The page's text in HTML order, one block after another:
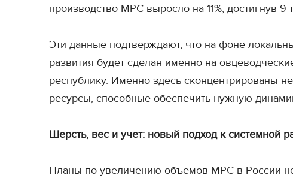
производство МРС выросло на 11%, достигнув 9
Эти данные подтверждают, что на фоне
развития будет сделан именно на
республику. Именно здесь сконцентрированы
ресурсы, способные обеспечить нужную
Шерсть, вес и учет: новый подход к системной
Планы по увеличению объемов МРС в России